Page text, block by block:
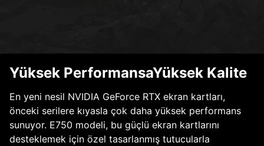
Yüksek PerformansaYüksek Kalite
En yeni nesil NVIDIA GeForce RTX ekran kartları,
önceki serilere kıyasla çok daha yüksek performans
sunuyor. E750 modeli, bu güçlü ekran kartlarını
desteklemek için özel tasarlanmış tutucularla